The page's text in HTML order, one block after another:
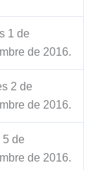
1 de
de 2016.
2 de
de 2016.
5 de
de 2016.